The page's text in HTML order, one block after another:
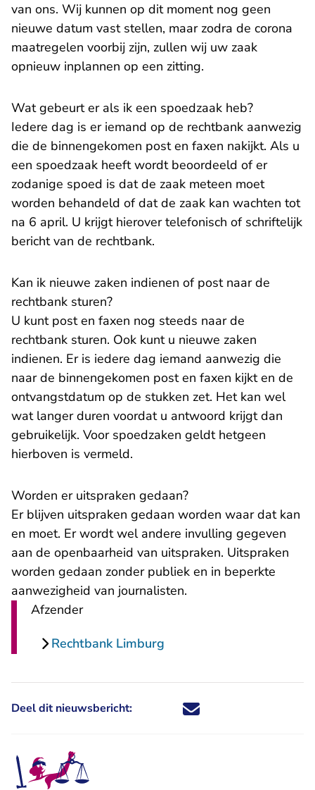
van ons. Wij kunnen op dit moment nog geen
nieuwe datum vast stellen, maar zodra de corona
maatregelen voorbij zijn, zullen wij uw zaak
opnieuw inplannen op een zitting.
Wat gebeurt er als ik een spoedzaak heb?
Iedere dag is er iemand op de rechtbank aanwezig
die de binnengekomen post en faxen nakijkt. Als u
een spoedzaak heeft wordt beoordeeld of er
zodanige spoed is dat de zaak meteen moet
worden behandeld of dat de zaak kan wachten tot
na 6 april. U krijgt hierover telefonisch of schriftelijk
bericht van de rechtbank.
Kan ik nieuwe zaken indienen of post naar de
rechtbank sturen?
U kunt post en faxen nog steeds naar de
rechtbank sturen. Ook kunt u nieuwe zaken
indienen. Er is iedere dag iemand aanwezig die
naar de binnengekomen post en faxen kijkt en de
ontvangstdatum op de stukken zet. Het kan wel
wat langer duren voordat u antwoord krijgt dan
gebruikelijk. Voor spoedzaken geldt hetgeen
hierboven is vermeld.
Worden er uitspraken gedaan?
Er blijven uitspraken gedaan worden waar dat kan
en moet. Er wordt wel andere invulling gegeven
aan de openbaarheid van uitspraken. Uitspraken
worden gedaan zonder publiek en in beperkte
aanwezigheid van journalisten.
Afzender
Rechtbank Limburg
Deel dit nieuwsbericht: Deel dit nieuwsbericht via X -
Deel dit nieuwsbericht via
Deel dit nieuwsbericht
Deel dit